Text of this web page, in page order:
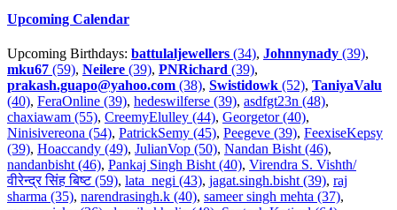
Upcoming Calendar
Upcoming Birthdays: battulaljewellers (34), Johnnynady (39),
mku67 (59), Neilere (39), PNRichard (39),
prakash.guapo@yahoo.com (38), Swistidowk (52), TaniyaValu
(40), FeraOnline (39), hedeswilferse (39), asdfgt23n (48),
chaxiawam (55), CreemyElulley (44), Georgetor (40),
Ninisivereona (54), PatrickSemy (45), Peegeve (39), FeexiseKepsy
(39), Hoaccandy (49), JulianVop (50), Nandan Bisht (46),
nandanbisht (46), Pankaj Singh Bisht (40), Virendra S. Vishth/
वीरेन्द्र सिंह बिष्ट (59), lata_negi (43), jagat.singh.bisht (39), raj
sharma (35), narendrasingh.k (40), sameer singh mehta (37),